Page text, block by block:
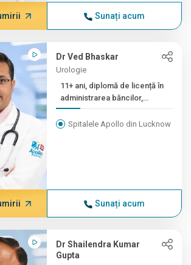
Sunați acum
Dr Ved Bhaskar
Urologie
11+ ani, diplomă de licență în
administrarea băncilor,
masterat (licență generală ...
Spitalele Apollo din Lucknow
Sunați acum
Dr Shailendra Kumar
Gupta